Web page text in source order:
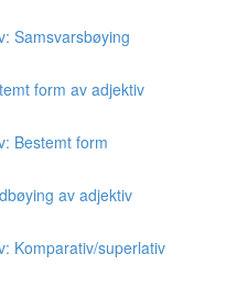
Samsvarsbøying
form av adjektiv
Bestemt form
av adjektiv
Komparativ/superlativ